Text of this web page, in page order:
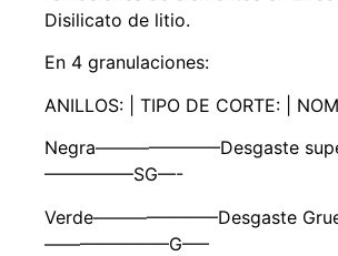
Disilicato de litio.
En 4 granulaciones:
ANILLOS: | TIPO DE CORTE: |
Negra———————Desgaste
—————SG—-
Verde———————Desgaste
———————G—–